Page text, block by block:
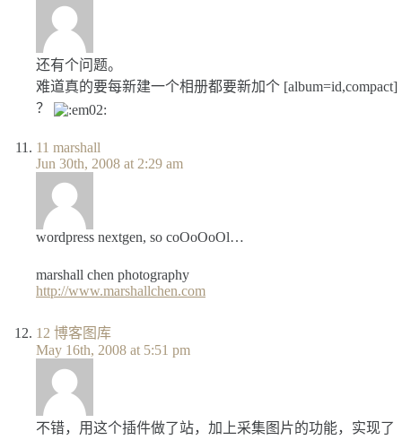
还有个问题。
难道真的要每新建一个相册都要新加个 [album=id,compact]
？
11 marshall
Jun 30th, 2008 at 2:29 am
wordpress nextgen, so coOoOoOl…
marshall chen photography
http://www.marshallchen.com
12 博客图库
May 16th, 2008 at 5:51 pm
不错，用这个插件做了站，加上采集图片的功能，实现了